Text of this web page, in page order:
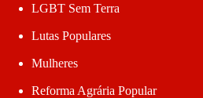
LGBT Sem Terra
Lutas Populares
Mulheres
Reforma Agrária Popular